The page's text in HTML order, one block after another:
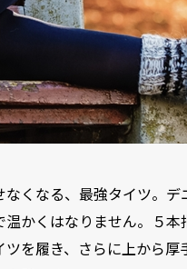
くなる、最強タイツ。デ
かくはなりません。５本
を履き、さらに上から厚